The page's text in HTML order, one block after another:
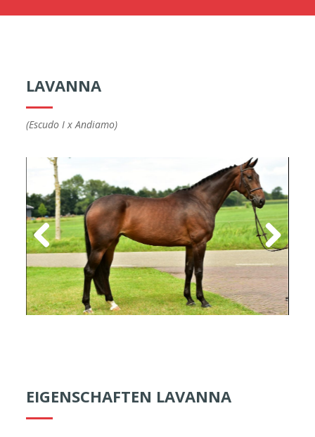
LAVANNA
(Escudo I x Andiamo)
Previous
EIGENSCHAFTEN LAVANNA